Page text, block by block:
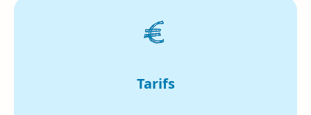
Tarifs